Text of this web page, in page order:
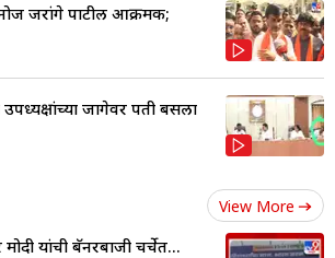
जरांगे पाटील आक्रमक;
जागेवर पती बसला
View More
यांची बॅनरबाजी चर्चेत...